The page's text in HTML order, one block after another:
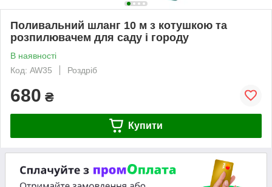
Поливальний шланг 10 м з котушкою та
розпилювачем для саду і городу
В наявності
Код: AW35
Роздріб
680 ₴
Купити